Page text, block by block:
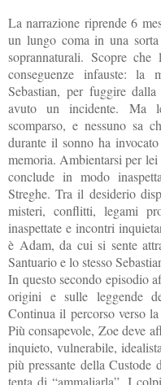
La narrazione riprende 6
un lungo coma in una
soprannaturali. Scopre
conseguenze infauste:
Sebastian, per fuggire
avuto un incidente. Ma
scomparso, e nessuno sa
durante il sonno ha
memoria. Ambientarsi per
conclude in modo
Streghe. Tra il desiderio
misteri, conflitti, legami
inaspettate e incontri
è Adam, da cui si sente
Santuario e lo stesso
In questo secondo episodio
origini e sulle leggende
Continua il percorso verso
Più consapevole, Zoe deve
inquieto, vulnerabile,
più pressante della Custode
tenta di “ammaliarla”. I